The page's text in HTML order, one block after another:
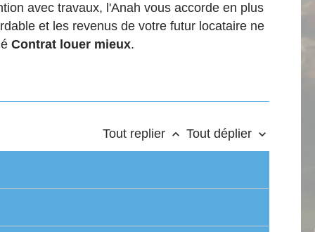
avec travaux, l'Anah vous accorde en plus
et les revenus de votre futur locataire ne
Contrat louer mieux.
Tout replier keyboard_arrow_up Tout déplier keyboard_arrow_down